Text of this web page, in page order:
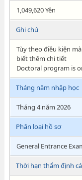
1,049,620 Yên
Ghi chú
Tùy theo điều kiện
biết thêm chi tiết
Doctoral program is
Tháng năm nhập học
Tháng 4 năm 2026
Phân loại hồ sơ
General Entrance
Thời hạn thẩm định